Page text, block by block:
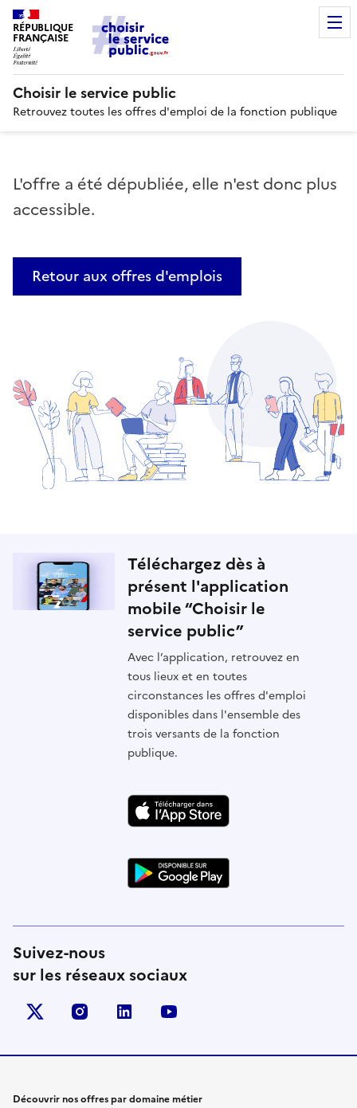
RÉPUBLIQUE
FRANÇAISE
Choisir le service public
Retrouvez toutes les offres d'emploi de la fonction publique
L'offre a été dépubliée, elle n'est donc plus
accessible.
Retour aux offres d'emplois
Téléchargez dès à
présent l'application
mobile “Choisir le
service public”
Avec l’application, retrouvez en
tous lieux et en toutes
circonstances les offres d'emploi
disponibles dans l'ensemble des
trois versants de la fonction
publique.
Suivez-nous
sur les réseaux sociaux
X (anciennement Twitter)
instagramlinkedin
Découvrir nos offres par domaine métier